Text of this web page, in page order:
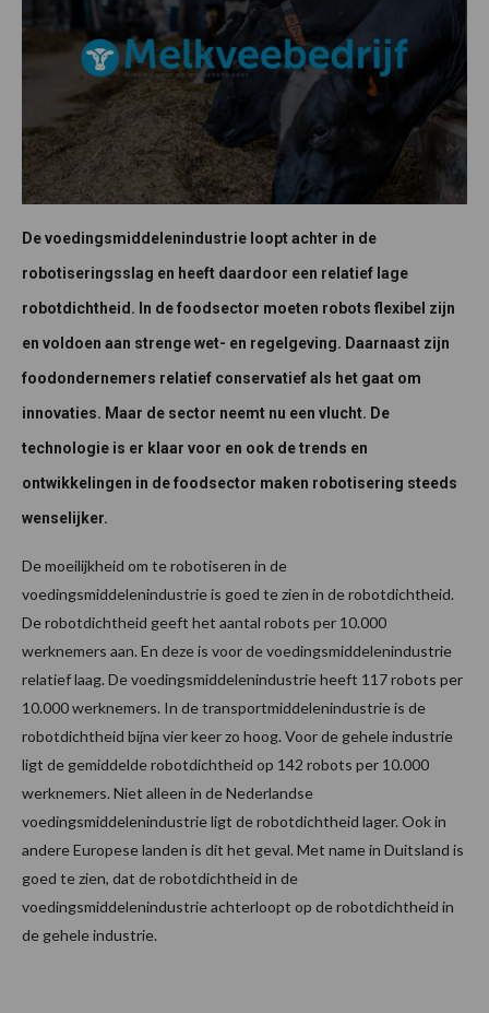
De voedingsmiddelenindustrie loopt achter in de
robotiseringsslag en heeft daardoor een relatief lage
robotdichtheid. In de foodsector moeten robots flexibel zijn
en voldoen aan strenge wet- en regelgeving. Daarnaast zijn
foodondernemers relatief conservatief als het gaat om
innovaties. Maar de sector neemt nu een vlucht. De
technologie is er klaar voor en ook de trends en
ontwikkelingen in de foodsector maken robotisering steeds
wenselijker.
De moeilijkheid om te robotiseren in de
voedingsmiddelenindustrie is goed te zien in de robotdichtheid.
De robotdichtheid geeft het aantal robots per 10.000
werknemers aan. En deze is voor de voedingsmiddelenindustrie
relatief laag. De voedingsmiddelenindustrie heeft 117 robots per
10.000 werknemers. In de transportmiddelenindustrie is de
robotdichtheid bijna vier keer zo hoog. Voor de gehele industrie
ligt de gemiddelde robotdichtheid op 142 robots per 10.000
werknemers. Niet alleen in de Nederlandse
voedingsmiddelenindustrie ligt de robotdichtheid lager. Ook in
andere Europese landen is dit het geval. Met name in Duitsland is
goed te zien, dat de robotdichtheid in de
voedingsmiddelenindustrie achterloopt op de robotdichtheid in
de gehele industrie.